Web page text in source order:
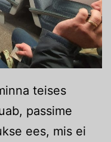
teises
passime
ees, mis ei